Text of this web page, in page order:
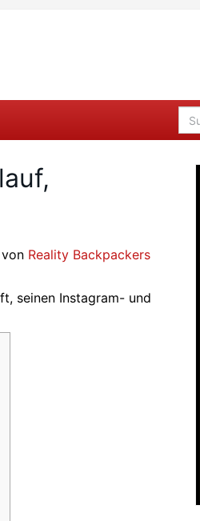
Reality Backpackers
seinen Instagram- und